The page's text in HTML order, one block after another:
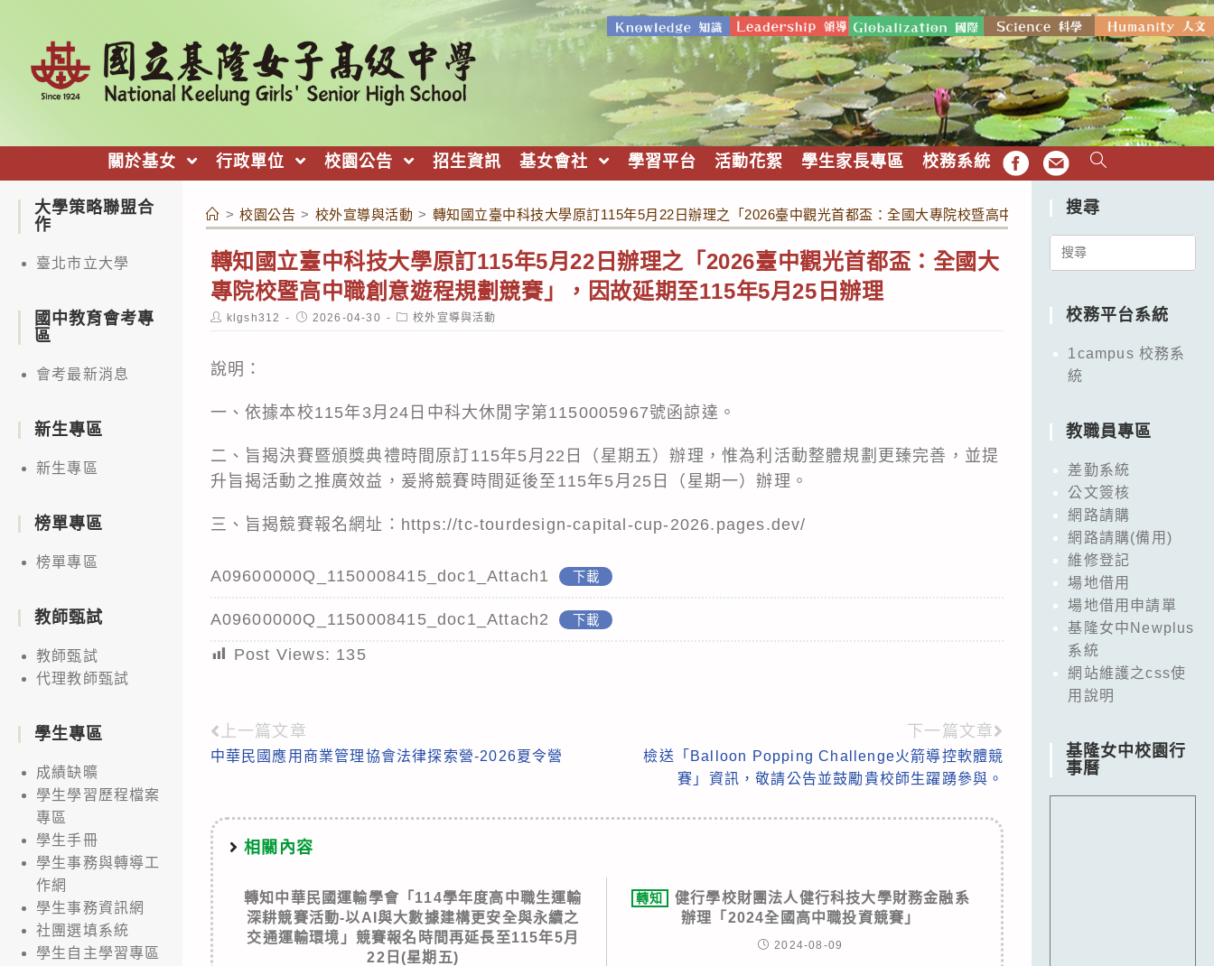
關於基女 行政單位 校園公告 招生資訊 基女會社 學習平台 活動花絮 學生家長專區 校務系統 FB EMAIL
> 校園公告 > 校外宣導與活動 > 轉知國立臺中科技大學原訂115年5月22日辦理之「2026臺中觀光首都盃：全國大專院校暨高中職創意遊程規劃競賽」，因故
轉知國立臺中科技大學原訂115年5月22日辦理之「2026臺中觀光首都盃：全國大
專院校暨高中職創意遊程規劃競賽」，因故延期至115年5月25日辦理
Post
author:
klgsh312
Post
published:
2026-04-30
Post
category:
校外宣導與活動
說明：
一、依據本校115年3月24日中科大休閒字第1150005967號函諒達。
二、旨揭決賽暨頒獎典禮時間原訂115年5月22日（星期五）辦理，惟為利活動整體規劃更臻完善，並提
升旨揭活動之推廣效益，爰將競賽時間延後至115年5月25日（星期一）辦理。
三、旨揭競賽報名網址：https://tc-tourdesign-capital-cup-2026.pages.dev/
A09600000Q_1150008415_doc1_Attach1 下載
A09600000Q_1150008415_doc1_Attach2 下載
Post Views: 135
Read
more
上一篇文章
中華民國應用商業管理協會法律探索營-2026夏令營
下一篇文章
檢送「Balloon Popping Challenge火箭導控軟體競
賽」資訊，敬請公告並鼓勵貴校師生躍踴參與。
相關內容
轉知中華民國運輸學會「114學年度高中職生運輸
深耕競賽活動-以AI與大數據建構更安全與永續之
交通運輸環境」競賽報名時間再延長至115年5月
22日(星期五)
轉知
健行學校財團法人健行科技大學財務金融系
辦理「2024全國高中職投資競賽」
2024-08-09
大學策略聯盟合
作
臺北市立大學
國中教育會考專
區
會考最新消息
新生專區
新生專區
榜單專區
榜單專區
教師甄試
教師甄試
代理教師甄試
學生專區
成績缺曠
學生學習歷程檔案
專區
學生手冊
學生事務與轉導工
作網
學生事務資訊網
社團選填系統
學生自主學習專區
搜尋
Search
校務平台系統
1campus 校務系
統
教職員專區
差勤系統
公文簽核
網路請購
網路請購(備用)
維修登記
場地借用
場地借用申請單
基隆女中Newplus
系統
網站維護之css使
用說明
基隆女中校園行
事曆